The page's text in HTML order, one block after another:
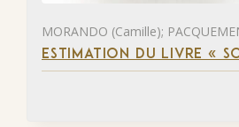
MORANDO (Camille);
ESTIMATION DU LIVRE «